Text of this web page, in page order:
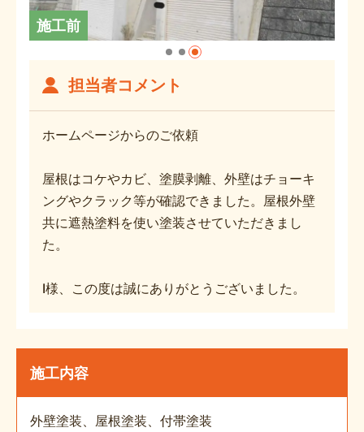
施工前
担当者コメント
ホームページからのご依頼
屋根はコケやカビ、塗膜剥離、外壁はチョーキ
ングやクラック等が確認できました。屋根外壁
共に遮熱塗料を使い塗装させていただきまし
た。
I様、この度は誠にありがとうございました。
施工内容
外壁塗装、屋根塗装、付帯塗装